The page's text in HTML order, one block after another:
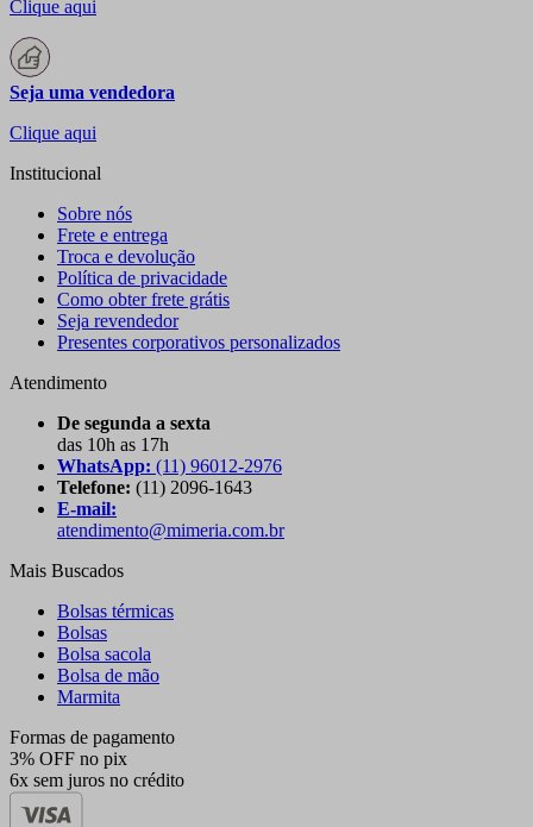
Clique aqui
Seja uma vendedora
Clique aqui
Institucional
Sobre nós
Frete e entrega
Troca e devolução
Política de privacidade
Como obter frete grátis
Seja revendedor
Presentes corporativos personalizados
Atendimento
De segunda a sexta
das 10h as 17h
WhatsApp: (11) 96012-2976
Telefone: (11) 2096-1643
E-mail:
atendimento@mimeria.com.br
Mais Buscados
Bolsas térmicas
Bolsas
Bolsa sacola
Bolsa de mão
Marmita
Formas de pagamento
3% OFF no pix
6x sem juros no crédito